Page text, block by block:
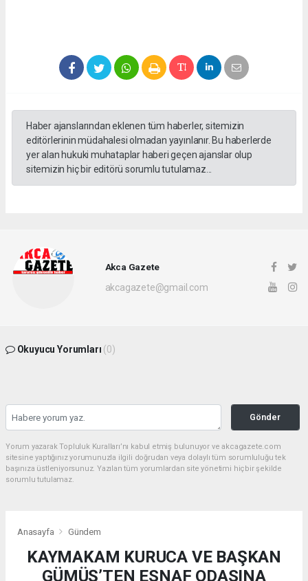
Haber ajanslarından eklenen tüm haberler, sitemizin
editörlerinin müdahalesi olmadan yayınlanır. Bu haberlerde
yer alan hukuki muhataplar haberi geçen ajanslar olup
sitemizin hiç bir editörü sorumlu tutulamaz...
Akca Gazete
akcagazete@gmail.com
Okuyucu Yorumları (0)
Gönder
Yorum yazarak Topluluk Kuralları’nı kabul etmiş bulunuyor ve akcagazete.com
sitesine yaptığınız yorumunuzla ilgili doğrudan veya dolaylı tüm sorumluluğu tek
başınıza üstleniyorsunuz. Yazılan tüm yorumlardan site yönetimi hiçbir şekilde
sorumlu tutulamaz.
Anasayfa Gündem
KAYMAKAM KURUCA VE BAŞKAN
GÜMÜŞ’TEN ESNAF ODASINA